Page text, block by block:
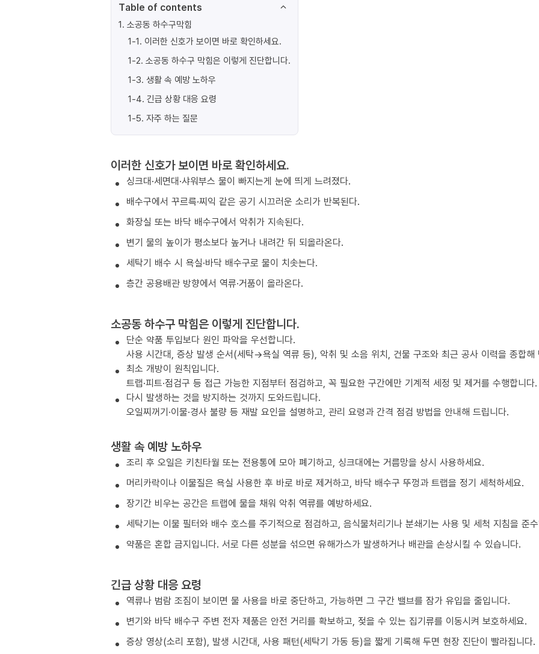
Table of contents
1. 소공동 하수구막힘
1-1. 이러한 신호가 보이면 바로 확인하세요.
1-2. 소공동 하수구 막힘은 이렇게 진단합니다.
1-3. 생활 속 예방 노하우
1-4. 긴급 상황 대응 요령
1-5. 자주 하는 질문
이러한 신호가 보이면 바로 확인하세요.
싱크대·세면대·샤워부스 물이 빠지는게 눈에 띄게 느려졌다.
배수구에서 꾸르륵·찌익 같은 공기 시끄러운 소리가 반복된다.
화장실 또는 바닥 배수구에서 악취가 지속된다.
변기 물의 높이가 평소보다 높거나 내려간 뒤 되올라온다.
세탁기 배수 시 욕실·바닥 배수구로 물이 치솟는다.
층간 공용배관 방향에서 역류·거품이 올라온다.
소공동 하수구 막힘은 이렇게 진단합니다.
단순 약품 투입보다 원인 파악을 우선합니다.
사용 시간대, 증상 발생 순서(세탁→욕실 역류 등), 악취 및 소음 위치, 건물 구조와 최근 공사 이력을 종합해
최소 개방이 원칙입니다.
트랩·피트·점검구 등 접근 가능한 지점부터 점검하고, 꼭 필요한 구간에만 기계적 세정 및 제거를 수행합니다.
다시 발생하는 것을 방지하는 것까지 도와드립니다.
오일찌꺼기·이물·경사 불량 등 재발 요인을 설명하고, 관리 요령과 간격 점검 방법을 안내해 드립니다.
생활 속 예방 노하우
조리 후 오일은 키친타월 또는 전용통에 모아 폐기하고, 싱크대에는 거름망을 상시 사용하세요.
머리카락이나 이물질은 욕실 사용한 후 바로 바로 제거하고, 바닥 배수구 뚜껑과 트랩을 정기 세척하세요.
장기간 비우는 공간은 트랩에 물을 채워 악취 역류를 예방하세요.
세탁기는 이물 필터와 배수 호스를 주기적으로 점검하고, 음식물처리기나 분쇄기는 사용 및 세척 지침을 준
약품은 혼합 금지입니다. 서로 다른 성분을 섞으면 유해가스가 발생하거나 배관을 손상시킬 수 있습니다.
긴급 상황 대응 요령
역류나 범람 조짐이 보이면 물 사용을 바로 중단하고, 가능하면 그 구간 밸브를 잠가 유입을 줄입니다.
변기와 바닥 배수구 주변 전자 제품은 안전 거리를 확보하고, 젖을 수 있는 집기류를 이동시켜 보호하세요.
증상 영상(소리 포함), 발생 시간대, 사용 패턴(세탁기 가동 등)을 짧게 기록해 두면 현장 진단이 빨라집니다.